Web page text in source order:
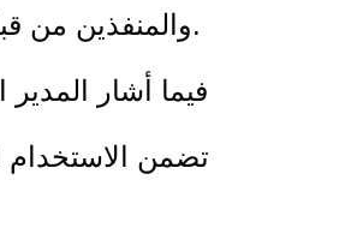
الإسبانية للتعاون الإنمائي الدولي (AECID)، والمنفذين من قبل جمعية التنمية الزراعية بالشراكة مع مؤسسات مختصة.
فيما أشار
تضمن الاستخدام